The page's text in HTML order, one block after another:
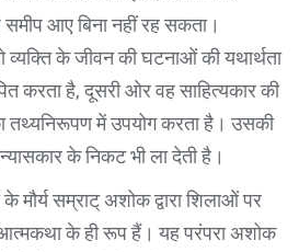
आए बिना नहीं रह सकता।
के जीवन की घटनाओं की यथार्थता
करता है, दूसरी ओर वह साहित्यकार की
तथ्यनिरूपण में उपयोग करता है। उसकी
के निकट भी ला देती है।
के मौर्य सम्राट् अशोक द्वारा शिलाओं पर
के ही रूप हैं। यह परंपरा अशोक